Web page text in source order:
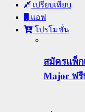
เปรียบเทียบ
แอฟ
โปรโมชั่น
สมัครแพ็ก
Major ฟรี